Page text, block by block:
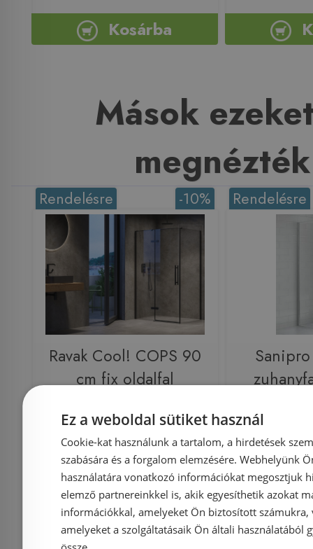
Kosárba
Mások
megnézték
-10%
Rendelésre
Ravak Cool! COPS 90
cm fix oldalfal
fekete X9VV70300Z1
Azonosító: 210343
Cikkszám: X9VV70300Z1
69 000 Ft 62 100 Ft
Rendelésre
73 050 Ft
Ez a weboldal sütiket használ
Cookie-kat használunk a tartalom, a hirdetések
szabására és a forgalom elemzésére. Webhelyünk
használatára vonatkozó információkat megosztjuk
elemző partnereinkkel is, akik egyesíthetik azokat
információkkal, amelyeket Ön biztosított számukra,
amelyeket a szolgáltatásaik Ön általi használatából